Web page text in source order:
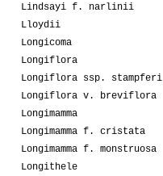
Lindsayi f. narlinii
Lloydii
Longicoma
Longiflora
Longiflora ssp. stampferi
Longiflora v. breviflora
Longimamma
Longimamma f. cristata
Longimamma f. monstruosa
Longithele